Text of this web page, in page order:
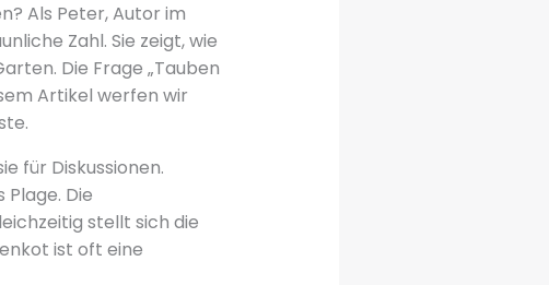
Als Peter, Autor im
Zahl. Sie zeigt, wie
Die Frage „Tauben
Artikel werfen wir
für Diskussionen.
Die
stellt sich die
ist oft eine